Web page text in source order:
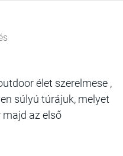
élet szerelmese ,
súlyú túrájuk, melyet
majd az első